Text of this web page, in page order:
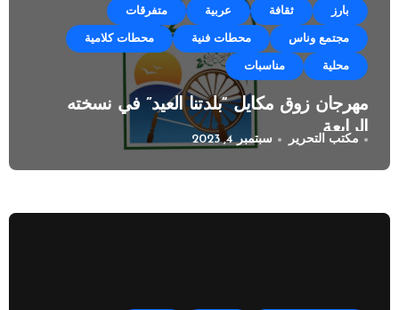
بارز ثقافة عربية متفرقات
مجتمع وناس محطات فنية محطات كلامية
محلية مناسبات
مهرجان زوق مكايل “بلدتنا العيد” في نسخته
الرابعة
مكتب التحرير سبتمبر 4, 2023